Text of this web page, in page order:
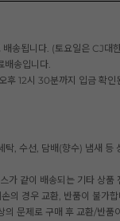
송됩니다. (토요일은 CJ대
배송입니다.
후 12시 30분까지 입금 확인
탁, 수선, 담배(향수) 냄새 등
가 같이 배송되는 기타 상품
의 경우 교환, 반품이 불가합
의 문제로 구매 후 교환/반품